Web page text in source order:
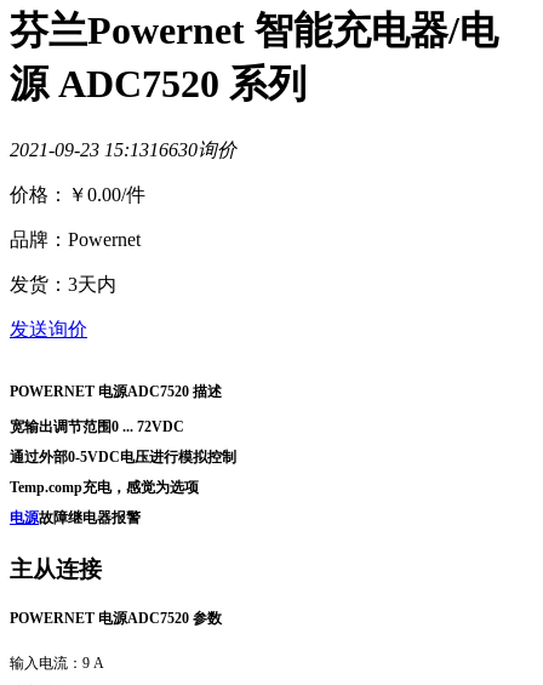
芬兰Powernet 智能充电器/电
源 ADC7520 系列
2021-09-23 15:1316630询价
价格： ￥0.00/件
品牌：Powernet
发货：3天内
发送询价
POWERNET 电源ADC7520 描述
宽输出调节范围0 ... 72VDC
通过外部0-5VDC电压进行模拟控制
Temp.comp充电，感觉为选项
电源故障继电器报警
主从连接
POWERNET 电源ADC7520 参数
输入电流：9 A